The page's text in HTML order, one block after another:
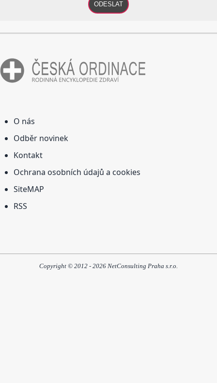
ODESLAT
O nás
Odběr novinek
Kontakt
Ochrana osobních údajů a cookies
SiteMAP
RSS
Copyright © 2012 - 2026 NetConsulting Praha s.r.o.